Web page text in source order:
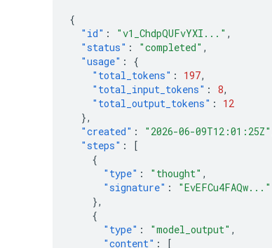
{
"id" : "v1_ChdpQUFvYXI..." ,
"status" : "completed" ,
"usage" :
{
"total_tokens" : 197,
"total_input_tokens" : 8,
"total_output_tokens" :
12
},
"created" : "2026-06-09T12:01:25Z"
"steps" :
[
{
"type" : "thought" ,
"signature" :
"EvEFCu4FAQw..."
},
{
"type" : "model_output" ,
"content" :
[